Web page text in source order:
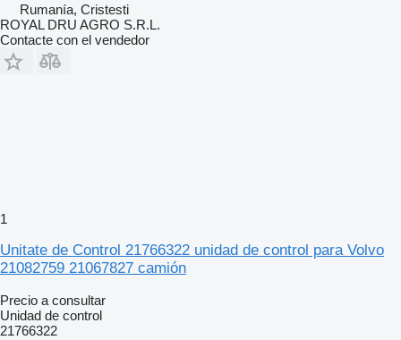
Rumanía, Cristesti
ROYAL DRU AGRO S.R.L.
Contacte con el vendedor
1
Unitate de Control 21766322 unidad de control para Volvo
21082759 21067827 camión
Precio a consultar
Unidad de control
21766322